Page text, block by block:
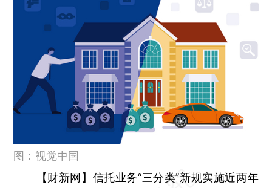
图：视觉中国
【财新网】 信托业务“三分类”新规实施近两年